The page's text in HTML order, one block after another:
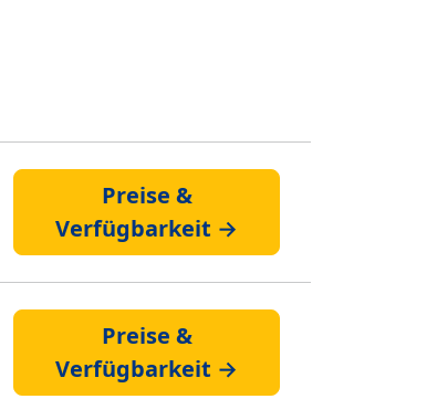
Preise &
Verfügbarkeit →
Preise &
Verfügbarkeit →